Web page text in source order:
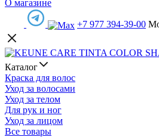
О магазине
+7 977 394-39-00
Каталог
Краска для волос
Уход за волосами
Уход за телом
Для рук и ног
Уход за лицом
Все товары